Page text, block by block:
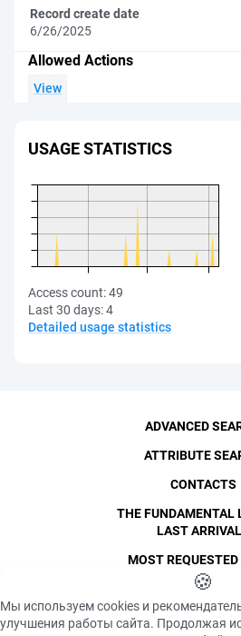
Record create date
6/26/2025
Allowed Actions
View
USAGE STATISTICS
Access count:49
Last 30 days:4
Detailed usage statistics
SPbPU, 1996-
Copyright and
The
published with
Privacy policy
ADVANCED
ATTRIBUTE
CONTACTS
THE FUNDAMENTAL
LAST
MOST
🍪
Мы используем cookies и
улучшения работы сайта. Продолжая